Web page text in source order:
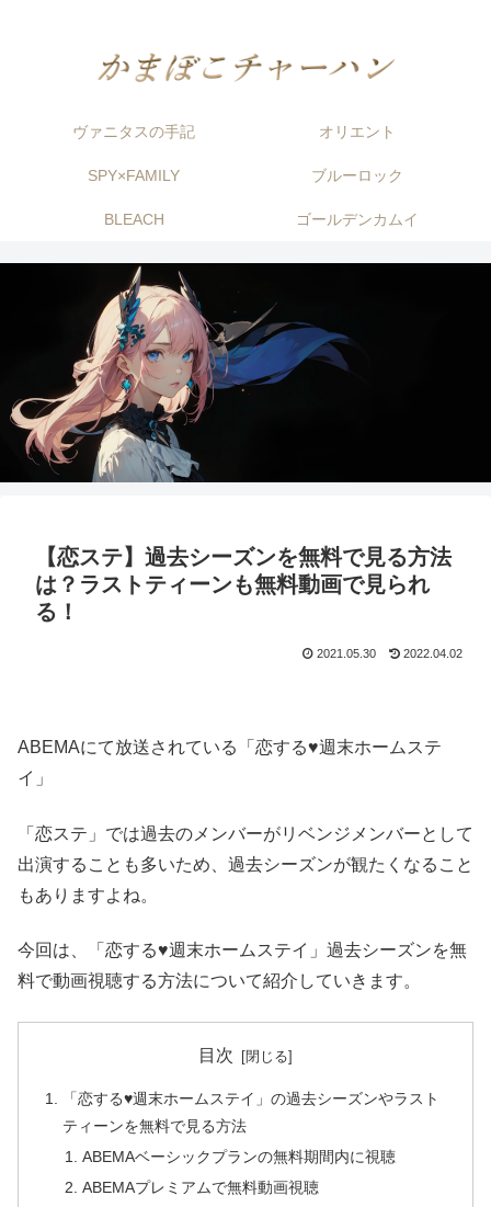
ヴァニタスの手記 オリエント
SPY×FAMILY ブルーロック
BLEACH ゴールデンカムイ
【恋ステ】過去シーズンを無料で見る方法
は？ラストティーンも無料動画で見られ
る！
2021.05.30 2022.04.02
ABEMAにて放送されている「恋する♥週末ホームステ
イ」
「恋ステ」では過去のメンバーがリベンジメンバーとして
出演することも多いため、過去シーズンが観たくなること
もありますよね。
今回は、「恋する♥週末ホームステイ」過去シーズンを無
料で動画視聴する方法について紹介していきます。
目次
「恋する♥週末ホームステイ」の過去シーズンやラスト
ティーンを無料で見る方法
ABEMAベーシックプランの無料期間内に視聴
ABEMAプレミアムで無料動画視聴